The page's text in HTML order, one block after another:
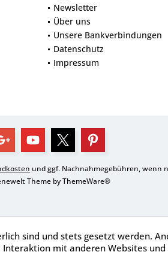
Newsletter
Über uns
Unsere Bankverbindungen
Datenschutz
Impressum
und ggf. Nachnahmegebühren, wenn
Theme byThemeWare®
sind und stets gesetzt werden.
mit anderen Websites